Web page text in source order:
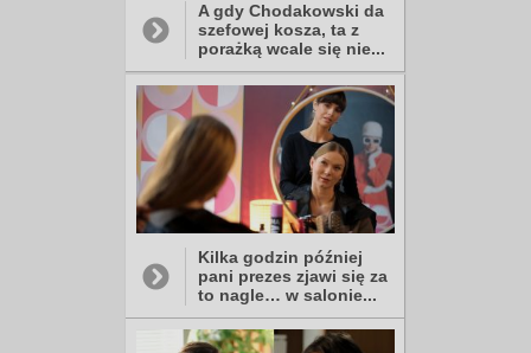
A gdy Chodakowski da
szefowej kosza, ta z
porażką wcale się nie...
Kilka godzin później
pani prezes zjawi się za
to nagle… w salonie...